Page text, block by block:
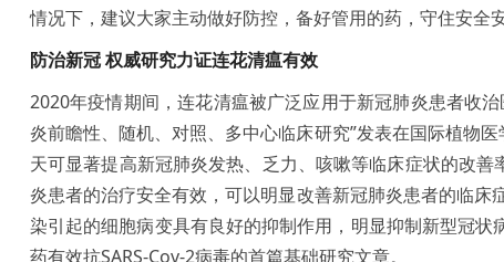
情况下，建议大家主动做好防控，备好管用的药，守住安全安
防治新冠 权威研究力证连花清瘟有效
2020年疫情期间，连花清瘟被广泛应用于新冠肺炎患者收
炎前瞻性、随机、对照、多中心临床研究”发表在国际植物
天可显著提高新冠肺炎发热、乏力、咳嗽等临床症状的改
炎患者的治疗安全有效，可以明显改善新冠肺炎患者的临
染引起的细胞病变具有良好的抑制作用，明显抑制新型冠
药有效抗SARS-Cov-2病毒的首篇基础研究文章。